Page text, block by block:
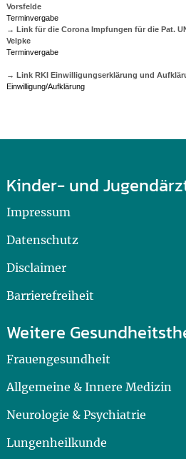
Vorsfelde
Terminvergabe
→ Link für die Corona Impfungen für die Pat.
Velpke
Terminvergabe
→ Link RKI Einwilligungserklärung und
Einwilligung/Aufklärung
Kinder- und
Impressum
Datenschutz
Disclaimer
Barrierefreiheit
Weitere
Frauengesundheit
Allgemeine & Innere Medizin
Neurologie & Psychiatrie
Lungenheilkunde